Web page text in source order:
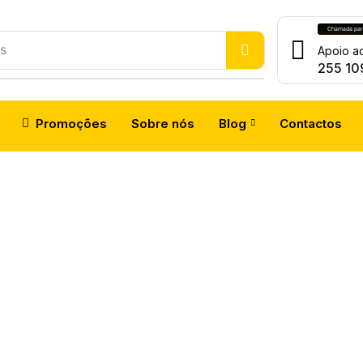
Chamada
Apoio
255
Promoções Sobre nós Blog Contactos